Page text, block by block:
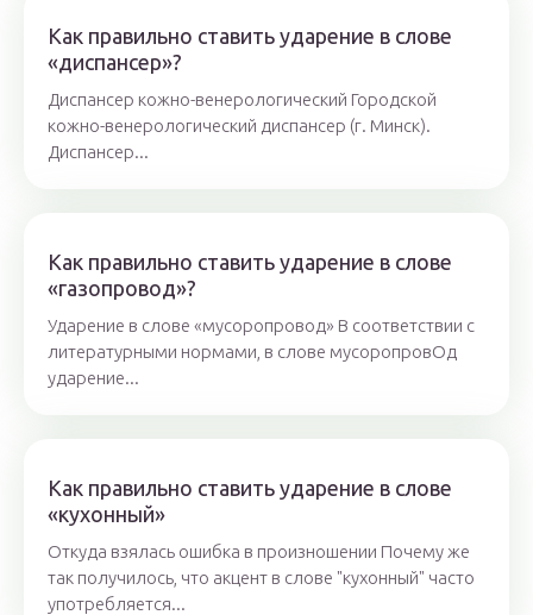
Как правильно ставить ударение в слове
«диспансер»?
Диспансер кожно-венерологический Городской
кожно-венерологический диспансер (г. Минск).
Диспансер...
Как правильно ставить ударение в слове
«газопровод»?
Ударение в слове «мусоропровод» В соответствии с
литературными нормами, в слове мусоропровОд
ударение...
Как правильно ставить ударение в слове
«кухонный»
Откуда взялась ошибка в произношении Почему же
так получилось, что акцент в слове "кухонный" часто
употребляется...